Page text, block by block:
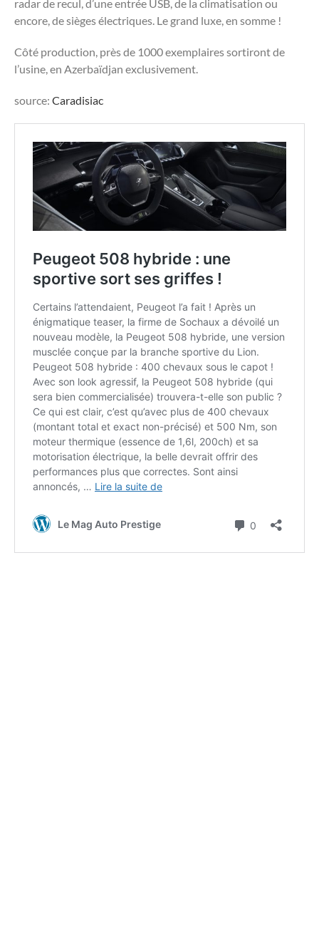
radar de recul, d’une entrée USB, de la climatisation ou
encore, de sièges électriques. Le grand luxe, en somme !
Côté production, près de 1000 exemplaires sortiront de
l’usine, en Azerbaïdjan exclusivement.
source: Caradisiac